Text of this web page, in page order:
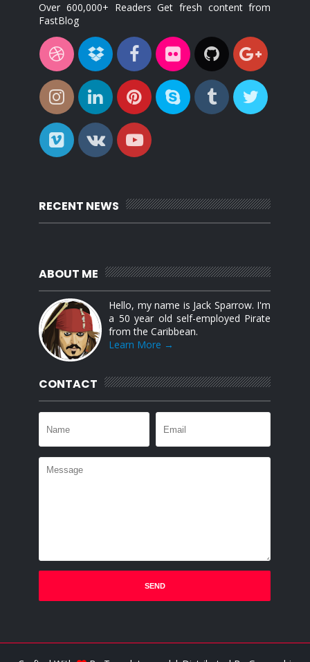
Over 600,000+ Readers Get fresh content from
FastBlog
RECENT NEWS
ABOUT ME
Hello, my name is Jack Sparrow. I'm
a 50 year old self-employed Pirate
from the Caribbean.
Learn More →
CONTACT